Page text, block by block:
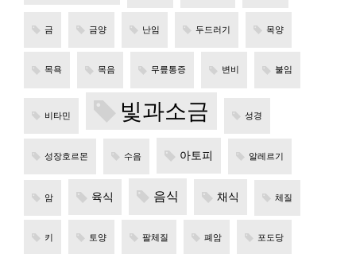
금 금양 난임 두드러기 목양
목욕 목음 무릎통증 변비 불임
비타민 빛과소금 성경
성장호르몬 수음 아토피 알레르기
암 육식 음식 채식 체질
키 토양 팔체질 폐암 포도당